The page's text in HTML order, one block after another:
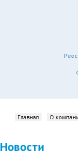
Главная О
Новости